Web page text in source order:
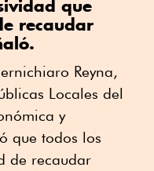
que
recaudar
Reyna,
Locales del
y
que todos los
de recaudar